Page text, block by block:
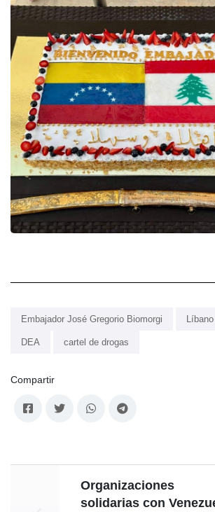
Embajador José Gregorio Biomorgi Líbano
DEA cartel de drogas
Compartir
Organizaciones
solidarias con